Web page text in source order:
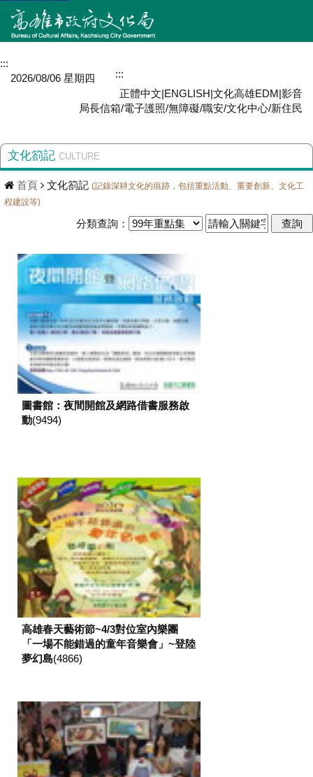
:::
:::
2026/08/06 星期四
正體中文|ENGLISH|文化高雄EDM|影音
局長信箱/電子護照/無障礙/職安/文化中心/新住民
文化箚記 CULTURE
首頁 文化箚記 (記錄深耕文化的痕跡，包括重點活動、重要創新、文化工
程建設等)
分類查詢：
圖書館：夜間開館及網路借書服務啟
動(9494)
高雄春天藝術節~4/3對位室內樂團
「一場不能錯過的童年音樂會」~登陸
夢幻島(4866)